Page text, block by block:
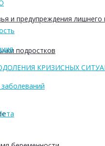
и предупреждения лишнего
подростков
КРИЗИСНЫХ